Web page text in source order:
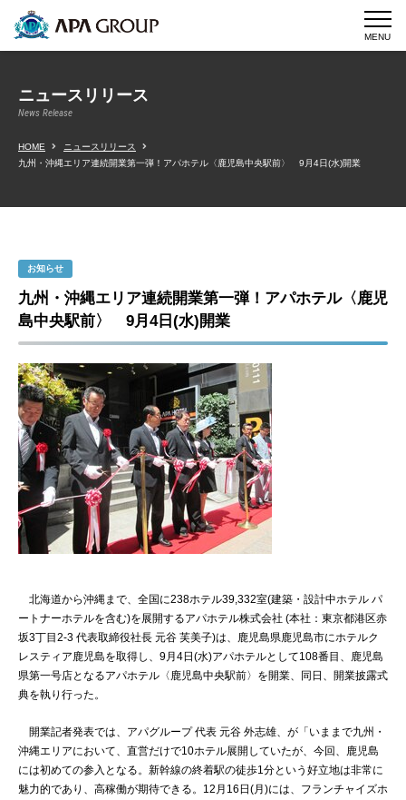
MENU
ニュースリリース
News Release
HOME
ニュースリリース
九州・沖縄エリア連続開業第一弾！アパホテル〈鹿児島中央駅前〉 9月4日(水)開業
お知らせ
九州・沖縄エリア連続開業第一弾！アパホテル〈鹿児
島中央駅前〉 9月4日(水)開業
北海道から沖縄まで、全国に238ホテル39,332室(建築・設計中ホテル パ
ートナーホテルを含む)を展開するアパホテル株式会社 (本社：東京都港区赤
坂3丁目2-3 代表取締役社長 元谷 芙美子)は、鹿児島県鹿児島市にホテルク
レスティア鹿児島を取得し、9月4日(水)アパホテルとして108番目、鹿児島
県第一号店となるアパホテル〈鹿児島中央駅前〉を開業、同日、開業披露式
典を執り行った。
開業記者発表では、アパグループ 代表 元谷 外志雄、が「いままで九州・
沖縄エリアにおいて、直営だけで10ホテル展開していたが、今回、鹿児島
には初めての参入となる。新幹線の終着駅の徒歩1分という好立地は非常に
魅力的であり、高稼働が期待できる。12月16日(月)には、フランチャイズホ